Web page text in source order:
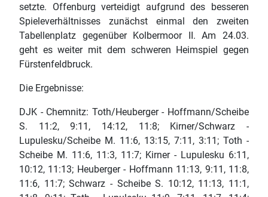
setzte. Offenburg verteidigt aufgrund des besseren
Spieleverhältnisses zunächst einmal den zweiten
Tabellenplatz gegenüber Kolbermoor II. Am 24.03.
geht es weiter mit dem schweren Heimspiel gegen
Fürstenfeldbruck.
Die Ergebnisse:
DJK - Chemnitz: Toth/Heuberger - Hoffmann/Scheibe
S. 11:2, 9:11, 14:12, 11:8; Kirner/Schwarz -
Lupulesku/Scheibe M. 11:6, 13:15, 7:11, 3:11; Toth -
Scheibe M. 11:6, 11:3, 11:7; Kirner - Lupulesku 6:11,
10:12, 11:13; Heuberger - Hoffmann 11:13, 9:11, 11:8,
11:6, 11:7; Schwarz - Scheibe S. 10:12, 11:13, 11:1,